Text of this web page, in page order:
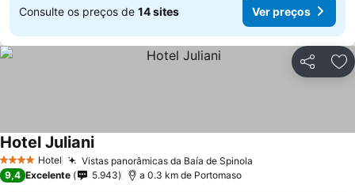
Consulte os preços de 14 sites Ver preços
Partilhar
4 EstrelasHotel Vistas panorâmicas da Baía de Spinola
Hotel JulianiVer preços
9,4 Excelente 5.943 a 0.3 km de Portomaso